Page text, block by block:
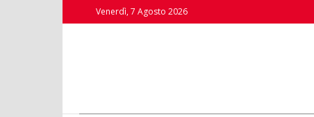
Venerdì, 7 Agosto 2026